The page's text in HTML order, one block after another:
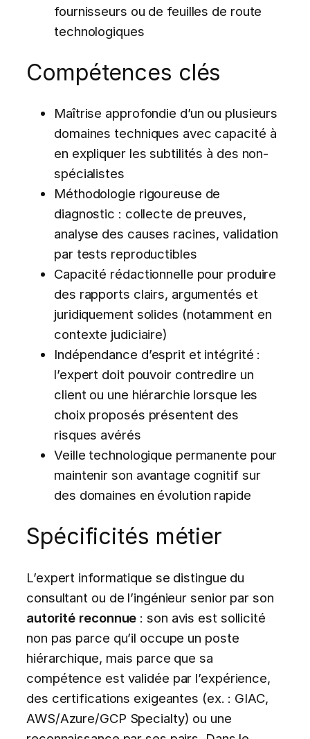
fournisseurs ou de feuilles de route
technologiques
Compétences clés
Maîtrise approfondie d’un ou plusieurs
domaines techniques avec capacité à
en expliquer les subtilités à des non-
spécialistes
Méthodologie rigoureuse de
diagnostic : collecte de preuves,
analyse des causes racines, validation
par tests reproductibles
Capacité rédactionnelle pour produire
des rapports clairs, argumentés et
juridiquement solides (notamment en
contexte judiciaire)
Indépendance d’esprit et intégrité :
l’expert doit pouvoir contredire un
client ou une hiérarchie lorsque les
choix proposés présentent des
risques avérés
Veille technologique permanente pour
maintenir son avantage cognitif sur
des domaines en évolution rapide
Spécificités métier
L’expert informatique se distingue du
consultant ou de l’ingénieur senior par son
autorité reconnue : son avis est sollicité
non pas parce qu’il occupe un poste
hiérarchique, mais parce que sa
compétence est validée par l’expérience,
des certifications exigeantes (ex. : GIAC,
AWS/Azure/GCP Specialty) ou une